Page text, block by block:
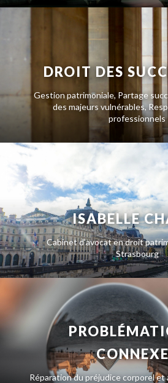
DROIT DES
Gestion patrimoniale, Partage
des majeurs vulnérables,
professionnels
ISABELLE
Cabinet d'avocat en droit
Strasbourg
Réparation du préjudice corporel et